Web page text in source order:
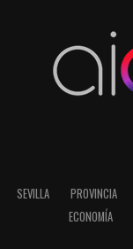
SEVILLA PROVINCIA
ECONOMÍA